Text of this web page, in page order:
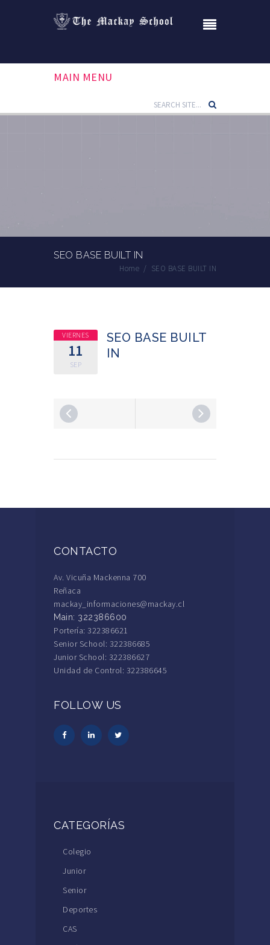
MAIN MENU
SEO BASE BUILT IN
Home / SEO BASE BUILT IN
VIERNES
11
SEP
SEO BASE BUILT
IN
CONTACTO
Av. Vicuña Mackenna 700
Reñaca
mackay_informaciones@mackay.cl
Main: 322386600
Portería: 322386621
Senior School: 322386685
Junior School: 322386627
Unidad de Control: 322386645
FOLLOW US
CATEGORÍAS
Colegio
Junior
Senior
Deportes
CAS